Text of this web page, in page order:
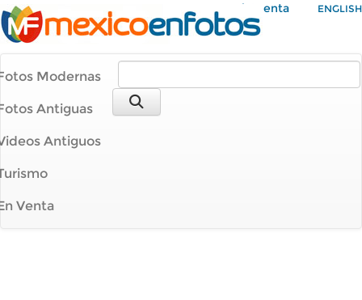
Mi Cuenta ENGLISH
Modernas
Antiguas
Antiguos
Venta